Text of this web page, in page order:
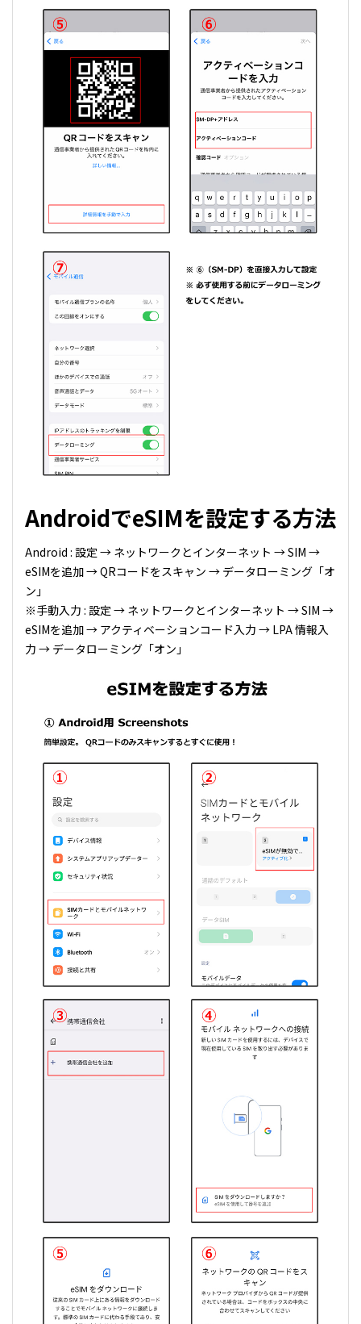
AndroidでeSIMを設定する方法
Android : 設定 → ネットワークとインターネット → SIM →
eSIMを追加 → QRコードをスキャン → データローミング「オ
ン」
※手動入力 : 設定 → ネットワークとインターネット → SIM →
eSIMを追加 → アクティベーションコード入力 → LPA 情報入
力 → データローミング「オン」